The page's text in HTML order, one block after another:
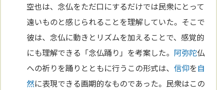
空也は、念仏をただ口にするだけでは民衆にとって
遠いものと感じられることを理解していた。そこで
彼は、念仏に動きとリズムを加えることで、感覚的
にも理解できる「念仏踊り」を考案した。 阿弥陀仏
への祈りを踊りとともに行うこの形式は、信仰を自
然に表現できる画期的なものであった。民衆はこの